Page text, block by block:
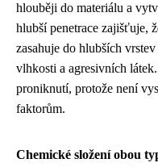
hlouběji do materiálu a
hlubší penetrace zajišťuje,
zasahuje do hlubších
vlhkosti a agresivních
proniknutí, protože není
faktorům.
Chemické složení obou